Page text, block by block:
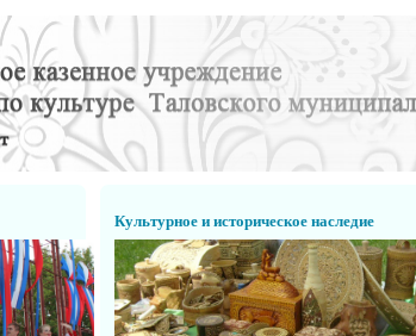
Культурное и историческое наследие